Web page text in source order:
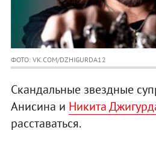
ФОТО: VK.COM/DZHIGURDA12
Скандальные звездные
Анисина и Никита
расставаться.